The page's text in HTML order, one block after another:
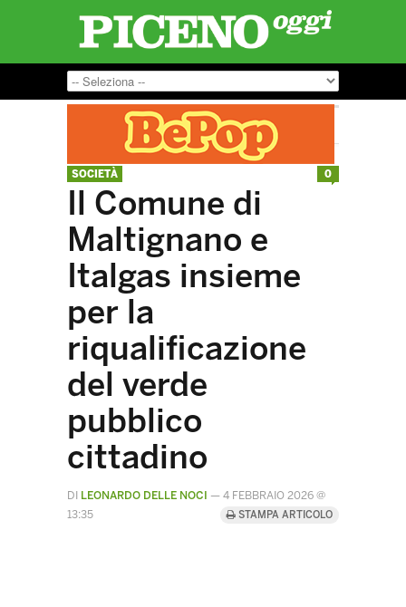
SOCIETÀ
Il Comune di
Maltignano e
Italgas insieme
per la
riqualificazione
del verde
pubblico
cittadino
DI LEONARDO DELLE NOCI — 4 FEBBRAIO 2026 @
13:35
STAMPA ARTICOLO
0